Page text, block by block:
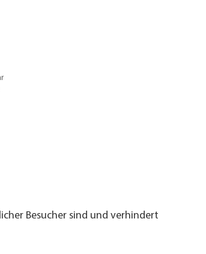
Besucher sind und verhindert